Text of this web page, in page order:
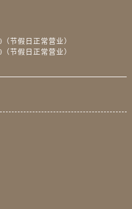
节假日正常营业）
节假日正常营业）